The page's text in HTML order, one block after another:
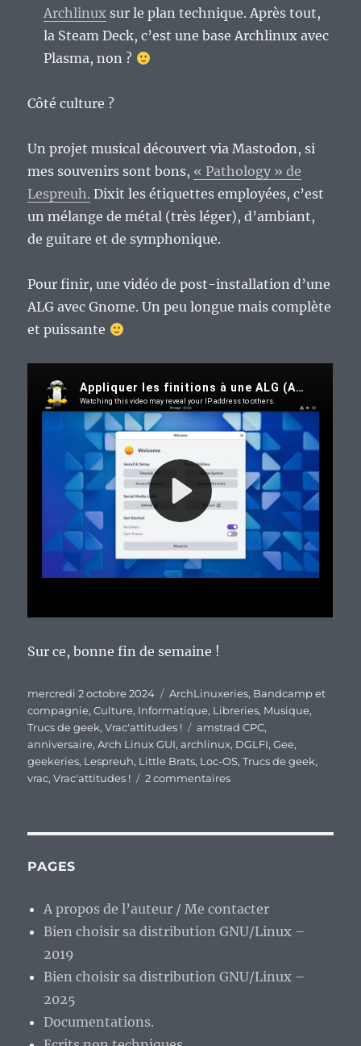
Archlinux sur le plan technique. Après tout,
la Steam Deck, c’est une base Archlinux avec
Plasma, non ?
Côté culture ?
Un projet musical découvert via Mastodon, si
mes souvenirs sont bons, « Pathology » de
Lespreuh. Dixit les étiquettes employées, c’est
un mélange de métal (très léger), d’ambiant,
de guitare et de symphonique.
Pour finir, une vidéo de post-installation d’une
ALG avec Gnome. Un peu longue mais complète
et puissante
Sur ce, bonne fin de semaine !
Publié
le
mercredi 2 octobre 2024 Catégories
ArchLinuxeries, Bandcamp et
compagnie,Culture, Informatique, Libreries, Musique,
Trucs de geek,Vrac'attitudes ! Étiquettes
amstrad CPC,
anniversaire,Arch Linux GUI,archlinux, DGLFI,Gee,
geekeries, Lespreuh, Little Brats, Loc-OS,Trucs de geek,
vrac,Vrac'attitudes ! 2 commentairessur
PAGES
A propos de l’auteur / Me contacter
Bien choisir sa distribution GNU/Linux –
2019
Bien choisir sa distribution GNU/Linux –
2025
Documentations.